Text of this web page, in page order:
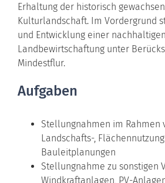
Erhaltung der historisch
Kulturlandschaft. Im Vordergrund
und Entwicklung einer nachhaltigen
Landbewirtschaftung unter
Mindestflur.
Aufgaben
Stellungnahmen im Rahmen
Landschafts-,
Bauleitplanungen
Stellungnahme zu sonstigen
Windkraftanlagen, PV-